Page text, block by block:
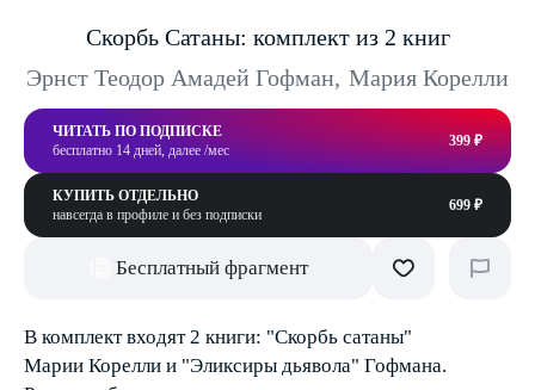
Скорбь Сатаны: комплект из 2 книг
Эрнст Теодор Амадей Гофман, Мария Корелли
ЧИТАТЬ ПО ПОДПИСКЕ
бесплатно 14 дней, далее /мес
399 ₽
КУПИТЬ ОТДЕЛЬНО
навсегда в профиле и без подписки
699 ₽
Бесплатный фрагмент
В комплект входят 2 книги: "Скорбь сатаны"
Марии Корелли и "Эликсиры дьявола" Гофмана.